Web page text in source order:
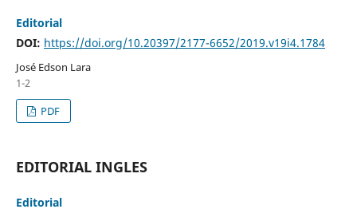
Editorial
DOI: https://doi.org/10.20397/2177-6652/2019.v19i4.1784
José Edson Lara
1-2
PDF
EDITORIAL INGLES
Editorial